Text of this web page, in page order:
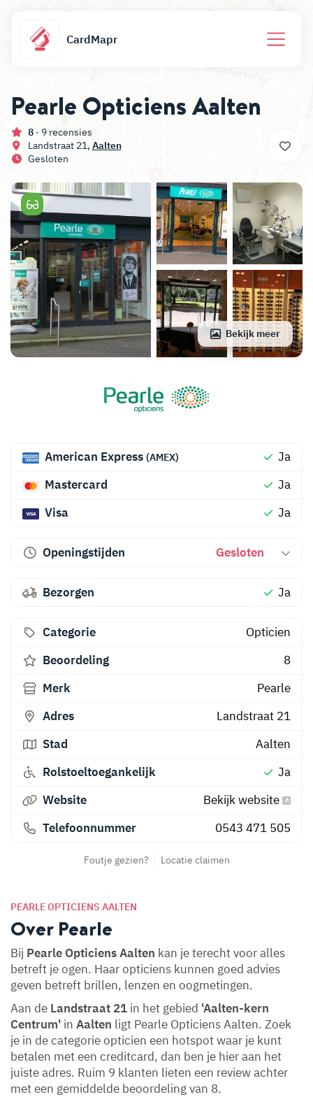
CardMapr
Pearle Opticiens Aalten
8 · 9 recensies
Landstraat 21, Aalten
Gesloten
Bekijk meer
PEARLE OPTICIENS AALTEN
Over Pearle
Bij Pearle Opticiens Aalten kan je terecht voor alles
betreft je ogen. Haar opticiens kunnen goed advies
geven betreft brillen, lenzen en oogmetingen.
Aan de Landstraat 21 in het gebied 'Aalten-kern
Centrum' in Aalten ligt Pearle Opticiens Aalten. Zoek
je in de categorie opticien een hotspot waar je kunt
betalen met een creditcard, dan ben je hier aan het
juiste adres. Ruim 9 klanten lieten een review achter
met een gemiddelde beoordeling van 8.
American Express (AMEX)
Ja
Mastercard
Ja
Visa
Ja
Openingstijden Gesloten
Bezorgen Ja
Categorie
Opticien
Beoordeling
8
Merk
Pearle
Adres
Landstraat 21
Stad
Aalten
Rolstoeltoegankelijk
Ja
Website
Bekijk website
Telefoonnummer
0543 471 505
Foutje gezien? Locatie claimen